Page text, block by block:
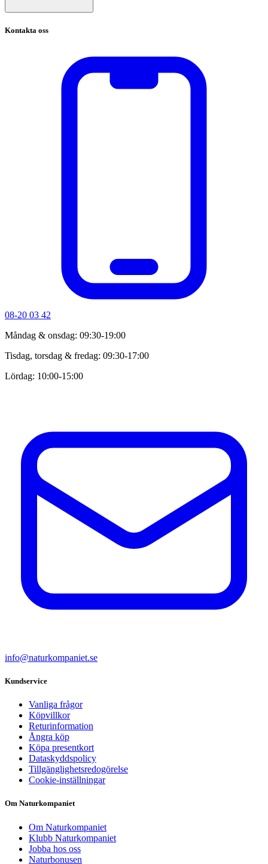
Kontakta oss
08-20 03 42
Måndag & onsdag: 09:30-19:00
Tisdag, torsdag & fredag: 09:30-17:00
Lördag: 10:00-15:00
info@naturkompaniet.se
Kundservice
Vanliga frågor
Köpvillkor
Returinformation
Ångra köp
Köpa presentkort
Dataskyddspolicy
Tillgänglighetsredogörelse
Cookie-inställningar
Om Naturkompaniet
Om Naturkompaniet
Klubb Naturkompaniet
Jobba hos oss
Naturbonusen